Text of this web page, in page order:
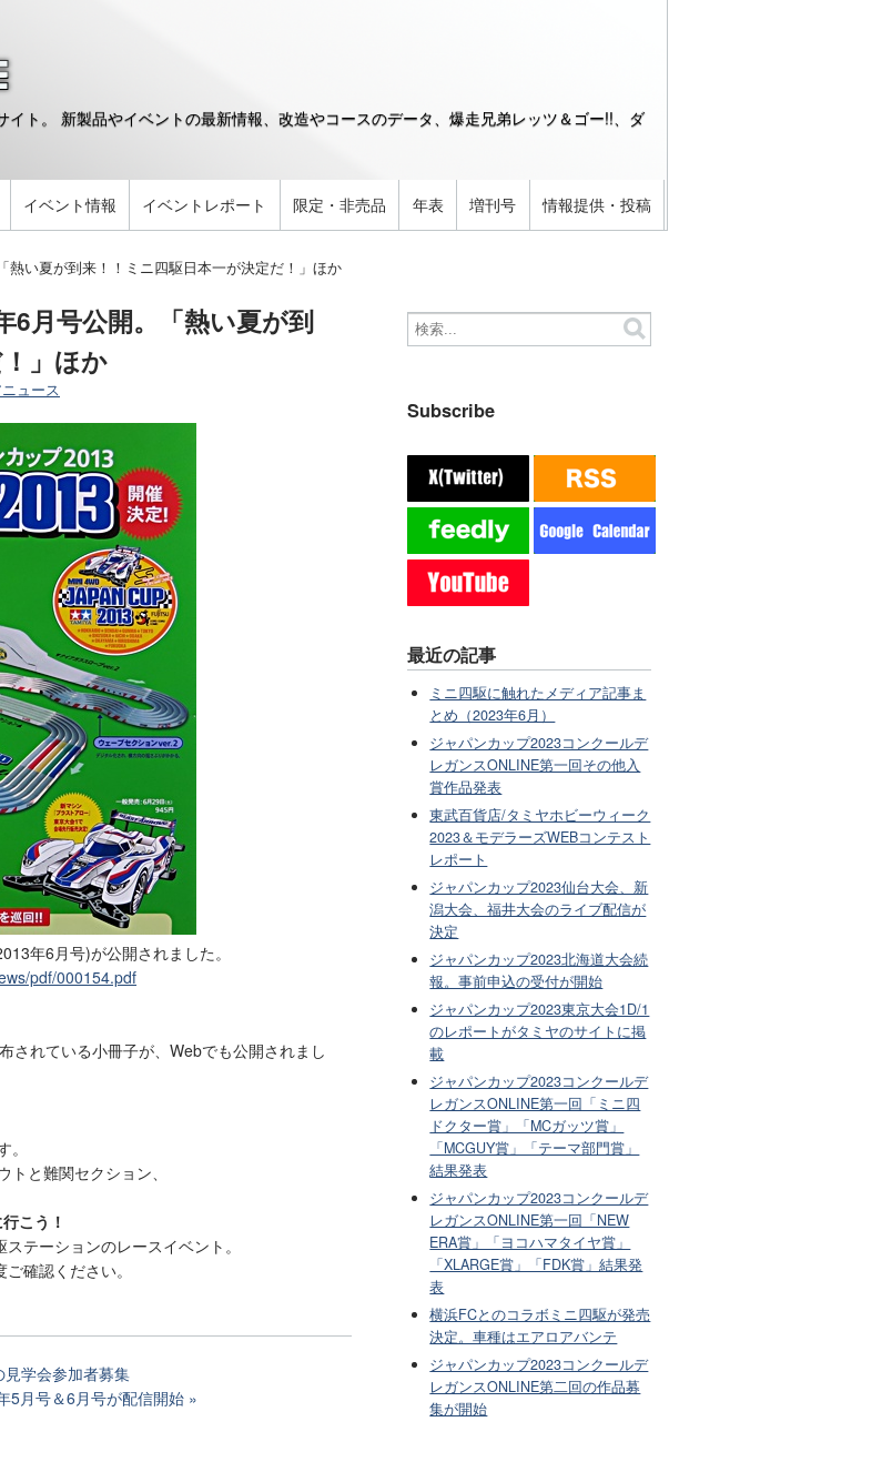
ト。 新製品やイベントの最新情報、改造やコースのデータ、爆走兄弟レッツ＆ゴー!!、ダ
イベント情報 イベントレポート 限定・非売品 年表 増刊号 情報提供・投稿
熱い夏が到来！！ミニ四駆日本一が決定だ！」ほか
6月号公開。「熱い夏が到
」ほか
ュース
年6月号)が公開されました。
pdf/000154.pdf
されている小冊子が、Webでも公開されまし
と難関セクション、
こう！
テーションのレースイベント。
確認ください。
学会参加者募集
5月号＆6月号が配信開始
Subscribe
最近の記事
ミニ四駆に触れたメディア記事ま
とめ（2023年6月）
ジャパンカップ2023コンクールデ
レガンスONLINE第一回その他入
賞作品発表
東武百貨店/タミヤホビーウィーク
2023＆モデラーズWEBコンテスト
レポート
ジャパンカップ2023仙台大会、新
潟大会、福井大会のライブ配信が
決定
ジャパンカップ2023北海道大会続
報。事前申込の受付が開始
ジャパンカップ2023東京大会1D/1
のレポートがタミヤのサイトに掲
載
ジャパンカップ2023コンクールデ
レガンスONLINE第一回「ミニ四
ドクター賞」「MCガッツ賞」
「MCGUY賞」「テーマ部門賞」
結果発表
ジャパンカップ2023コンクールデ
レガンスONLINE第一回「NEW
ERA賞」「ヨコハマタイヤ賞」
「XLARGE賞」「FDK賞」結果発
表
横浜FCとのコラボミニ四駆が発売
決定。車種はエアロアバンテ
ジャパンカップ2023コンクールデ
レガンスONLINE第二回の作品募
集が開始